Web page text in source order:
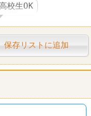
校生OK
・分煙
保存リストに追加